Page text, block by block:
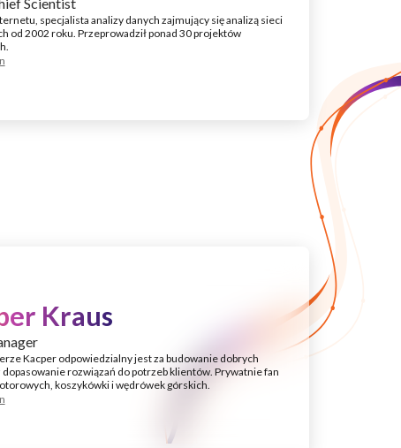
specjalista analizy danych zajmujący się analizą sieci
od 2002 roku. Przeprowadził ponad 30 projektów
Kraus
Kacper odpowiedzialny jest za budowanie dobrych
rozwiązań do potrzeb klientów. Prywatnie fan
koszykówki i wędrówek górskich.